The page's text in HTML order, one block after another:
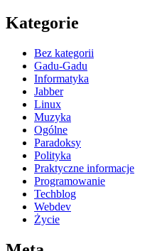
Kategorie
Bez kategorii
Gadu-Gadu
Informatyka
Jabber
Linux
Muzyka
Ogólne
Paradoksy
Polityka
Praktyczne informacje
Programowanie
Techblog
Webdev
Życie